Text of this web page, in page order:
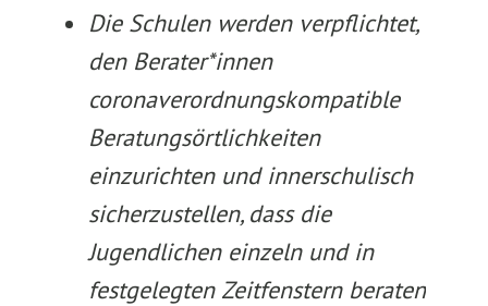
Die Schulen werden verpflichtet,
den Berater*innen
coronaverordnungskompatible
Beratungsörtlichkeiten
einzurichten und innerschulisch
sicherzustellen, dass die
Jugendlichen einzeln und in
festgelegten Zeitfenstern beraten